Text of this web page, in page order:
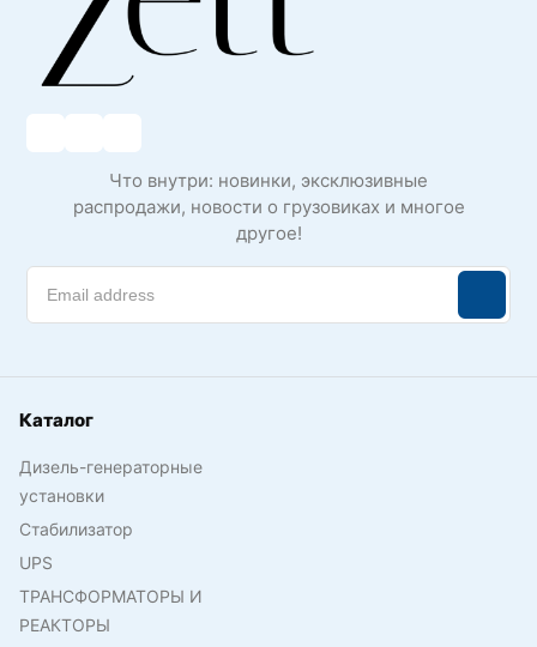
Что внутри: новинки, эксклюзивные
распродажи, новости о грузовиках и многое
другое!
Каталог
Дизель-генераторные
установки
Стабилизатор
UPS
ТРАНСФОРМАТОРЫ И
РЕАКТОРЫ